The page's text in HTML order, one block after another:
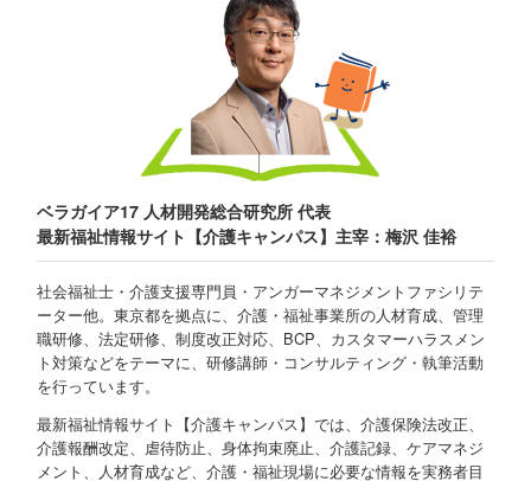
ベラガイア17 人材開発総合研究所 代表
最新福祉情報サイト【介護キャンパス】主宰：梅沢 佳裕
社会福祉士・介護支援専門員・アンガーマネジメントファシリテ
ーター他。東京都を拠点に、介護・福祉事業所の人材育成、管理
職研修、法定研修、制度改正対応、BCP、カスタマーハラスメン
ト対策などをテーマに、研修講師・コンサルティング・執筆活動
を行っています。
最新福祉情報サイト【介護キャンパス】では、介護保険法改正、
介護報酬改定、虐待防止、身体拘束廃止、介護記録、ケアマネジ
メント、人材育成など、介護・福祉現場に必要な情報を実務者目